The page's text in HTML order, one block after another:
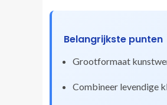
Belangrijkste punten
Grootformaat
Combineer levendige